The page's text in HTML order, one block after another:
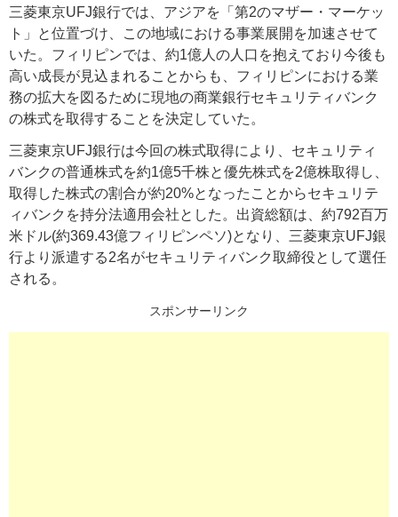
三菱東京UFJ銀行では、アジアを「第2のマザー・マーケッ
ト」と位置づけ、この地域における事業展開を加速させて
いた。フィリピンでは、約1億人の人口を抱えており今後も
高い成長が見込まれることからも、フィリピンにおける業
務の拡大を図るために現地の商業銀行セキュリティバンク
の株式を取得することを決定していた。
三菱東京UFJ銀行は今回の株式取得により、セキュリティ
バンクの普通株式を約1億5千株と優先株式を2億株取得し、
取得した株式の割合が約20%となったことからセキュリテ
ィバンクを持分法適用会社とした。出資総額は、約792百万
米ドル(約369.43億フィリピンペソ)となり、三菱東京UFJ銀
行より派遣する2名がセキュリティバンク取締役として選任
される。
スポンサーリンク